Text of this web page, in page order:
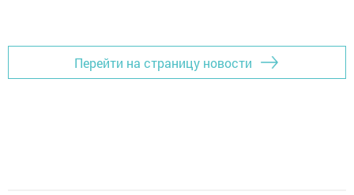
Перейти на страницу новости